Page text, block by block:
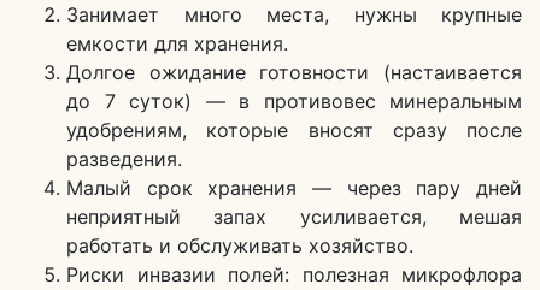
Занимает много места, нужны крупные
емкости для хранения.
Долгое ожидание готовности (настаивается
до 7 суток) — в противовес минеральным
удобрениям, которые вносят сразу после
разведения.
Малый срок хранения — через пару дней
неприятный запах усиливается, мешая
работать и обслуживать хозяйство.
Риски инвазии полей: полезная микрофлора